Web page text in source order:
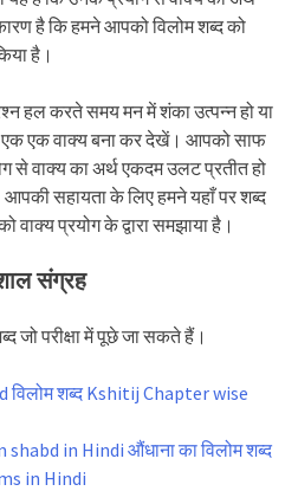
है कि हमने आपको विलोम शब्द को
है।
हल करते समय मन में शंका उत्पन्न हो या
एक एक वाक्य बना कर देखें। आपको साफ
से वाक्य का अर्थ एकदम उलट प्रतीत हो
सहायता के लिए हमने यहाँ पर शब्द
प्रयोग के द्वारा समझाया है।
संग्रह
परीक्षा में पूछे जा सकते हैं।
विलोम शब्द Kshitij Chapter wise
in Hindi औंधाना का विलोम शब्द
in Hindi